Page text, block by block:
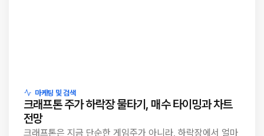
마케팅 및 검색
크래프톤 주가 하락장 물타기, 매수 타이밍과 차트
전망
크래프톤은 지금 단순한 게임주가 아니라, 하락장에서 얼마